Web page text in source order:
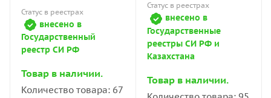
с поверкой
Статус в реестрах
внесено в
Государственный
реестр СИ РФ
Товар в наличии.
Количество товара: 67
Статус в реестрах
внесено в
Государственные
реестры СИ РФ и
Казахстана
Товар в наличии.